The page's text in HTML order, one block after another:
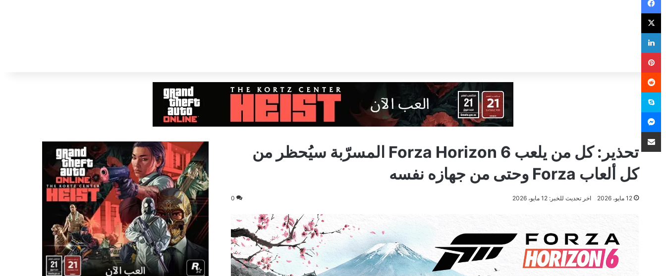
تحذير: كل من يلعب Forza Horizon 6 المسرّبة سيُحظر من
كل ألعاب Forza وحتى من جهازه نفسه
12 مايو، 2026 اخر تحديث للخبر: 12 مايو، 2026 0
‫X
لينكدإن
بينتيريست
سكايب
ماسنجر
مشاركة عبر البريد